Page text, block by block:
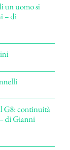
un uomo si
– di
G8: continuità
di Gianni